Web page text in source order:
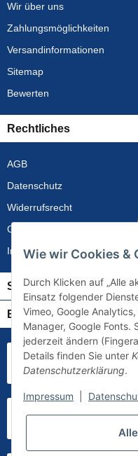
Wir über uns
Zahlungsmöglichkeiten
Versandinformationen
Sitemap
Bewerten
Rechtliches
AGB
Datenschutz
Widerrufsrecht
Gewährleistung
Impressum
Service
Bezahlung & Versand
Wie wir Cookies &
Durch Klicken auf „Alle
Einsatz folgender
Vimeo, Google
Manager, Google Fonts.
jederzeit ändern
Details finden Sie unter
Datenschutzerklärung.
Impressum